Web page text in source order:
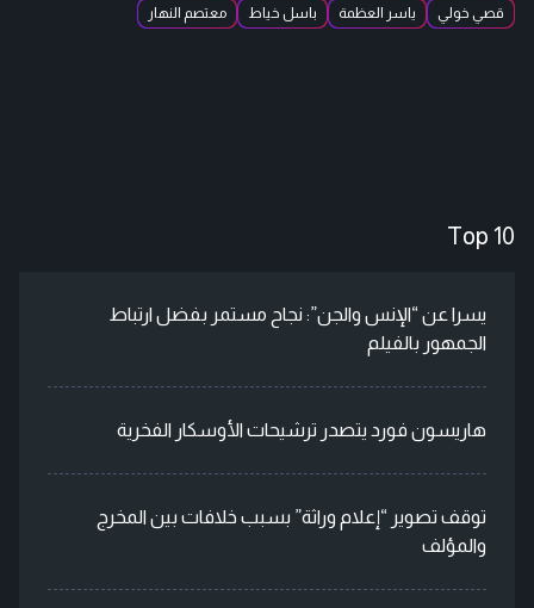
قصي خولي ياسر العظمة باسل خياط معتصم النهار
Top 10
يسرا عن “الإنس والجن”: نجاح مستمر بفضل ارتباط
الجمهور بالفيلم
هاريسون فورد يتصدر ترشيحات الأوسكار الفخرية
توقف تصوير “إعلام وراثة” بسبب خلافات بين المخرج
والمؤلف